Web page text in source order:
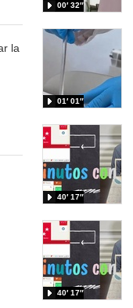
la
00′ 32″
01′ 01″
40′ 17″
40′ 17″